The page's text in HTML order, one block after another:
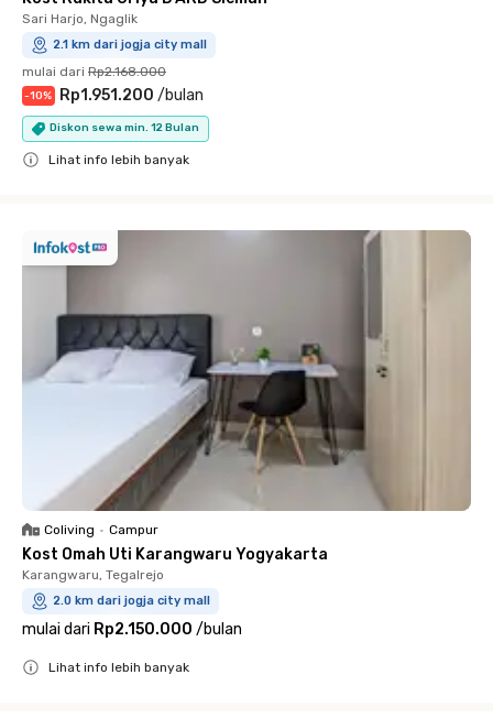
Sari Harjo, Ngaglik
2.1 km dari jogja city mall
mulai dari Rp2.168.000
-10% Rp1.951.200 /bulan
Diskon sewa min. 12 Bulan
Lihat info lebih banyak
Coliving • Campur
Kost Omah Uti Karangwaru Yogyakarta
Karangwaru, Tegalrejo
2.0 km dari jogja city mall
mulai dari Rp2.150.000 /bulan
Lihat info lebih banyak